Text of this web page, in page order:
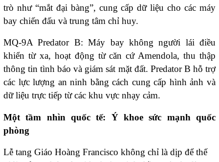
trò như “mắt đại bàng”, cung cấp dữ liệu cho các máy
bay chiến đấu và trung tâm chỉ huy.
MQ-9A Predator B: Máy bay không người lái điều
khiển từ xa, hoạt động từ căn cứ Amendola, thu thập
thông tin tình báo và giám sát mặt đất. Predator B hỗ trợ
các lực lượng an ninh bằng cách cung cấp hình ảnh và
dữ liệu trực tiếp từ các khu vực nhạy cảm.
Một tầm nhìn quốc tế: Ý khoe sức mạnh quốc
phòng
Lễ tang Giáo Hoàng Francisco không chỉ là dịp để thế